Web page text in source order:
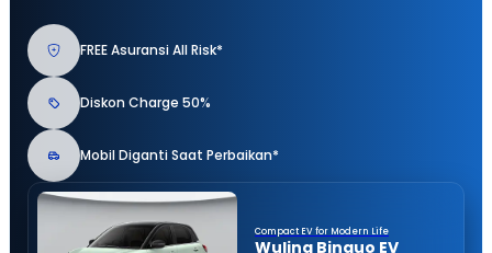
FREE Asuransi All Risk*
Diskon Charge 50%
Mobil Diganti Saat Perbaikan*
Compact EV for Modern Life
Wuling Binguo EV